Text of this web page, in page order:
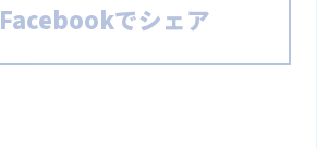
Facebookでシェア